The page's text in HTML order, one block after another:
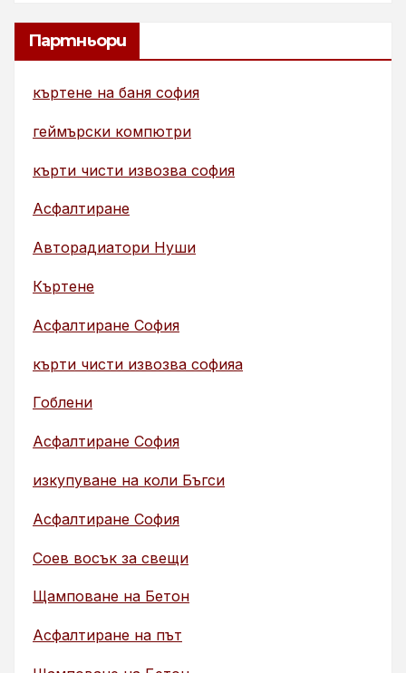
Партньори
къртене на баня софия
геймърски компютри
кърти чисти извозва софия
Асфалтиране
Авторадиатори Нуши
Къртене
Асфалтиране София
кърти чисти извозва софияа
Гоблени
Асфалтиране София
изкупуване на коли Бъгси
Асфалтиране София
Соев восък за свещи
Щамповане на Бетон
Асфалтиране на път